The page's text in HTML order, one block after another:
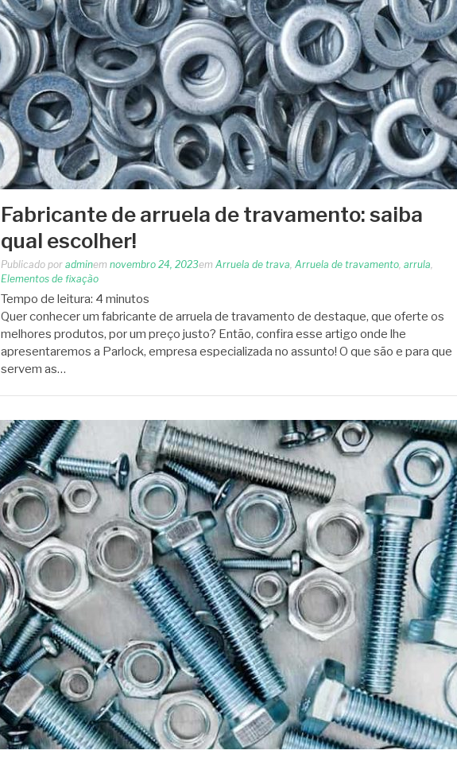
Fabricante de arruela de travamento: saiba
qual escolher!
Publicado por adminem novembro 24, 2023em Arruela de trava Arruela de travamento arrula
Elementos de fixação
Tempo de leitura: 4 minutos
Quer conhecer um fabricante de arruela de travamento de destaque, que oferte os
melhores produtos, por um preço justo? Então, confira esse artigo onde lhe
apresentaremos a Parlock, empresa especializada no assunto! O que são e para que
servem as…